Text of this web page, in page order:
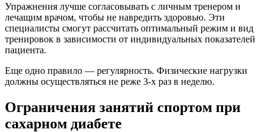
Упражнения лучше согласовывать с личным тренером и
лечащим врачом, чтобы не навредить здоровью. Эти
специалисты смогут рассчитать оптимальный режим и вид
тренировок в зависимости от индивидуальных показателей
пациента.
Еще одно правило — регулярность. Физические нагрузки
должны осуществляться не реже 3-х раз в неделю.
Ограничения занятий спортом при
сахарном диабете